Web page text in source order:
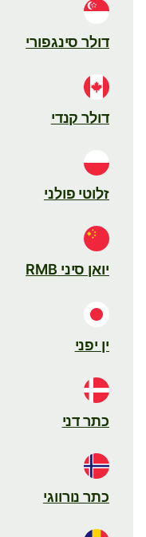
דולר סינגפורי
דולר קנדי
זלוטי פולני
יואן סיני RMB
ין יפני
כתר דני
כתר נורווגי